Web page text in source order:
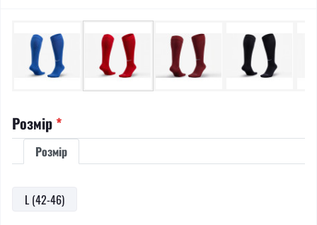
Розмір *
Розмір
L (42-46)